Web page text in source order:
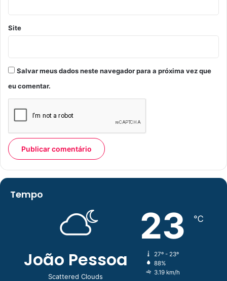
Site
Salvar meus dados neste navegador para a próxima vez que
eu comentar.
Tempo
João Pessoa
Scattered Clouds
23 ℃
27º - 23º
88%
3.19 km/h